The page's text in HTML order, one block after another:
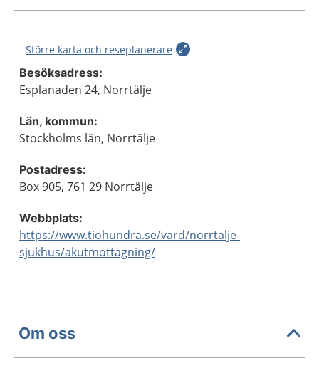
Större karta och reseplanerare
Besöksadress:
Esplanaden 24, Norrtälje
Län, kommun:
Stockholms län, Norrtälje
Postadress:
Box 905, 761 29 Norrtälje
Webbplats:
https://www.tiohundra.se/vard/norrtalje-
sjukhus/akutmottagning/
Om oss